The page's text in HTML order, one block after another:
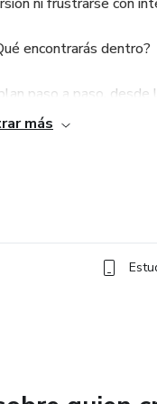
encontrarás dentro?
plan paso a paso,
ser profesional
más